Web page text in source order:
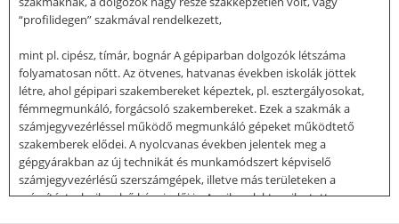
“profilidegen” szakmával rendelkezett,
mint pl. cipész, tímár, bognár A gépiparban dolgozók létszáma
folyamatosan nőtt. Az ötvenes, hatvanas években iskolák jöttek
létre, ahol gépipari szakembereket képeztek, pl. esztergályosokat,
fémmegmunkáló, forgácsoló szakembereket. Ezek a szakmák a
számjegyvezérléssel működő megmunkáló gépeket működtető
szakemberek elődei. A nyolcvanas években jelentek meg a
gépgyárakban az új technikát és munkamódszert képviselő
számjegyvezérlésű szerszámgépek, illetve más területeken a
számítástechnika első képviselői is. A mikroelektronika tette